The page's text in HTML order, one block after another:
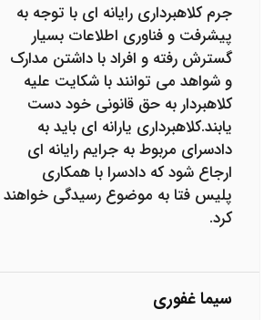
جرم کلاهبرداری رایانه ای با توجه به
پیشرفت و فناوری اطلاعات بسیار
گسترش رفته و افراد با داشتن مدارک
و شواهد می توانند با شکایت علیه
کلاهبردار به حق قانونی خود دست
یابند.کلاهبرداری یارانه ای باید به
دادسرای مربوط به جرایم رایانه ای
ارجاع شود که دادسرا با همکاری
پلیس فتا به موضوع رسیدگی خواهند
کرد.
سیما غفوری